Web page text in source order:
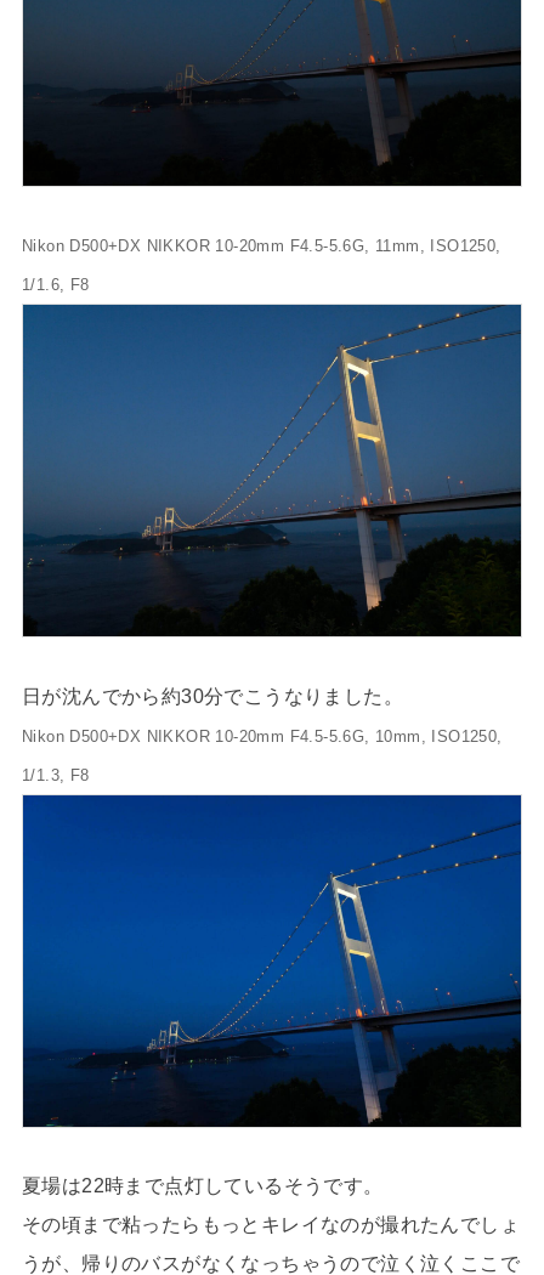
Nikon D500+DX NIKKOR 10-20mm F4.5-5.6G, 11mm, ISO1250,
1/1.6, F8
日が沈んでから約30分でこうなりました。
Nikon D500+DX NIKKOR 10-20mm F4.5-5.6G, 10mm, ISO1250,
1/1.3, F8
夏場は22時まで点灯しているそうです。
その頃まで粘ったらもっとキレイなのが撮れたんでしょ
うが、帰りのバスがなくなっちゃうので泣く泣くここで